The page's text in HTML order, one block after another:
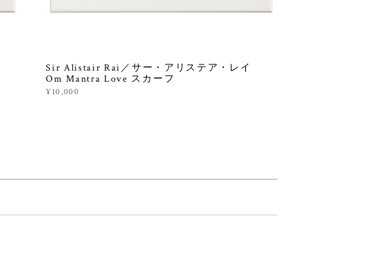
Sir Alistair Rai／サー・アリステア・レイ
Om Mantra Love スカーフ
¥10,000